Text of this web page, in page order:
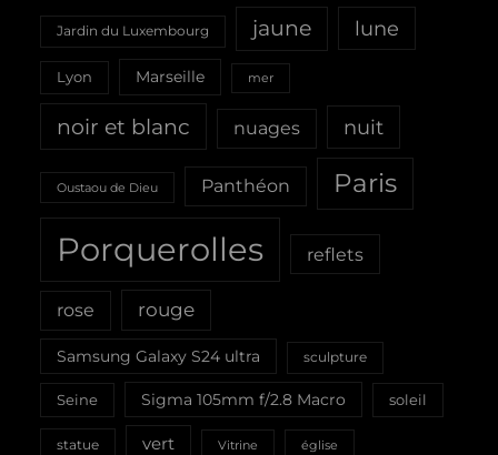
Jardin du Luxembourg jaune lune
Lyon Marseille mer
noir et blanc nuages nuit
Oustaou de Dieu Panthéon Paris
Porquerolles reflets
rose rouge
Samsung Galaxy S24 ultra sculpture
Seine Sigma 105mm f/2.8 Macro soleil
statue vert Vitrine église